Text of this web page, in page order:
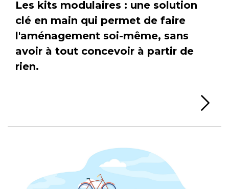
Les kits modulaires : une solution
clé en main qui permet de faire
l'aménagement soi-même, sans
avoir à tout concevoir à partir de
rien.